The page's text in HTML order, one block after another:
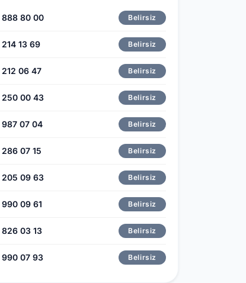
888 80 00 Belirsiz
13 69 Belirsiz
212 06 47 Belirsiz
250 00 43 Belirsiz
987 07 04 Belirsiz
07 15 Belirsiz
205 09 63 Belirsiz
990 09 61 Belirsiz
826 03 13 Belirsiz
990 07 93 Belirsiz